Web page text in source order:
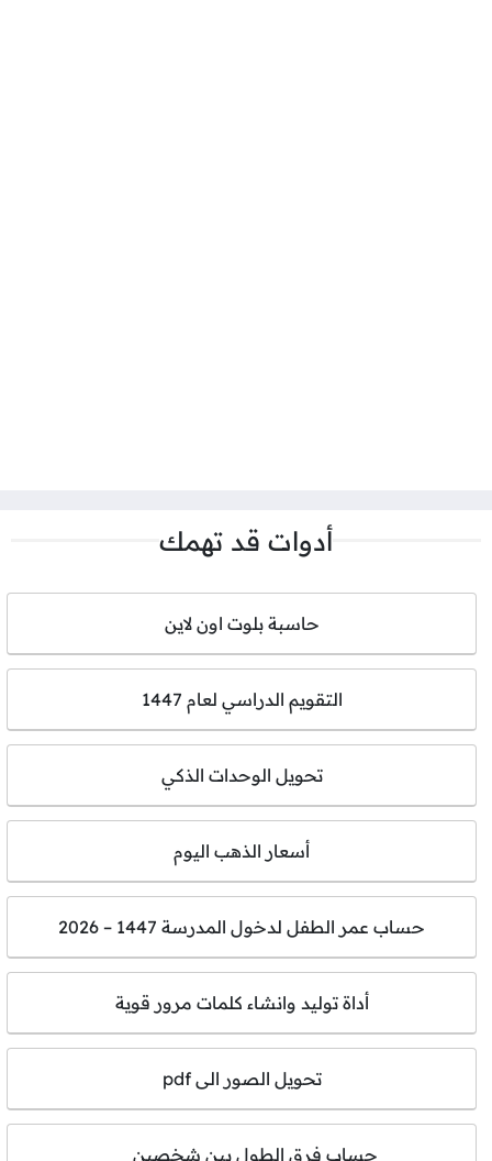
أدوات قد تهمك
حاسبة بلوت اون لاين
التقويم الدراسي لعام 1447
تحويل الوحدات الذكي
أسعار الذهب اليوم
حساب عمر الطفل لدخول المدرسة 1447 – 2026
أداة توليد وانشاء كلمات مرور قوية
تحويل الصور الى pdf
حساب فرق الطول بين شخصين